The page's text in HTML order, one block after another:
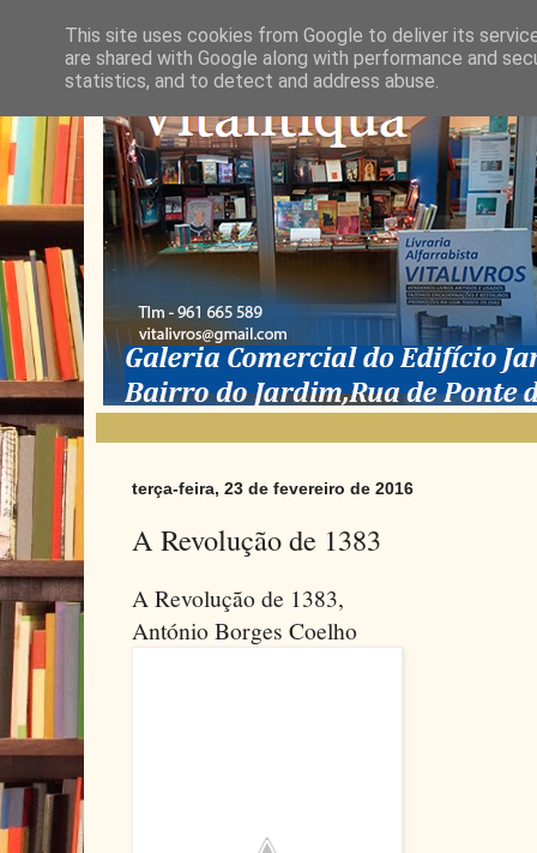
terça-feira, 23 de fevereiro de 2016
A Revolução de 1383
A Revolução de 1383,
António Borges Coelho
This site uses cookies from Google to deliver its
are shared with Google along with performance and
statistics, and to detect and address abuse.